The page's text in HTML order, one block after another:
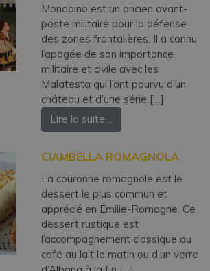
Mondaino est un ancien avant-
poste militaire pour la défense
des zones frontalières. Il a connu
l’apogée de son importance
militaire et civile avec les
Malatesta qui l’ont pourvu d’un
château et d’une série […]
Lire la suite…
CIAMBELLA ROMAGNOLA
La couronne romagnole est le
dessert le plus commun et
apprécié en Émilie-Romagne. Ce
dessert rustique est
l’accompagnement classique du
café au lait le matin ou d’un verre